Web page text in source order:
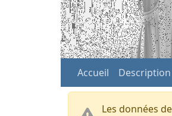
Accueil Description
Les données